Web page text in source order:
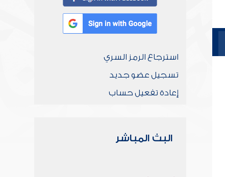
استرجاع الرمز السري
تسجيل عضو جديد
إعادة تفعيل حساب
البث المباشر